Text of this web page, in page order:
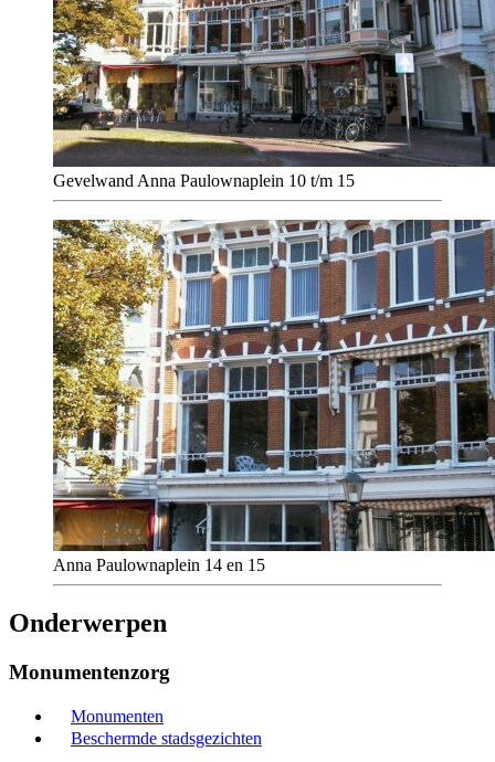
Gevelwand Anna Paulownaplein 10 t/m 15
Anna Paulownaplein 14 en 15
Onderwerpen
Monumentenzorg
Monumenten
Beschermde stadsgezichten